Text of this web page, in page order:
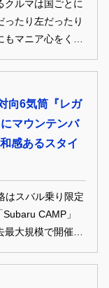
クルマは国ごとに
たり左だったり
マニア心をくす
向6気筒『レガ
マウンテンバ
感あるスタイ
はスバル乗り限定
CAMP」
大規模で開催さ
リストである「有